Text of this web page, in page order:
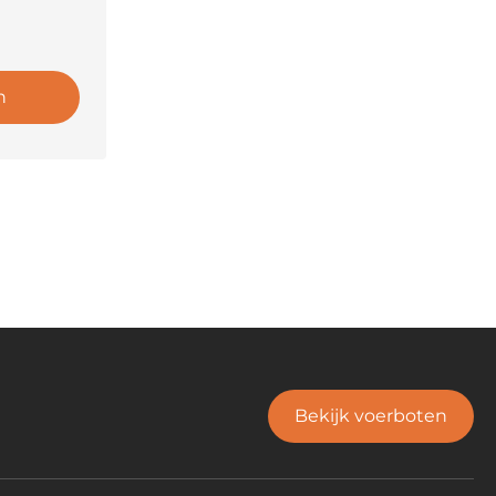
Bekijk voerboten